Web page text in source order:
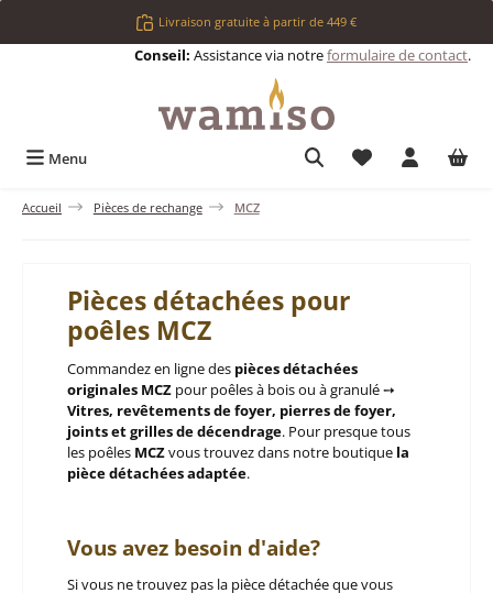
Passer au contenu principalLivraison gratuite à partir de 449 €
Conseil: Assistance via notreformulaire de contact.
Menu Vous avez 0
Accueil Pièces de rechange MCZ
Pièces détachées pour
poêles MCZ
Commandez en ligne des pièces détachées
originales MCZ pour poêles à bois ou à granulé ➙
Vitres, revêtements de foyer, pierres de foyer,
joints et grilles de décendrage. Pour presque tous
les poêles MCZvous trouvez dans notre boutique la
pièce détachées adaptée.
Vous avez besoin d'aide?
Si vous ne trouvez pas la pièce détachée que vous